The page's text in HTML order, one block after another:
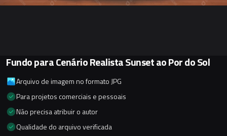
Fundo para Cenário Realista Sunset ao Por do Sol
Arquivo de imagem no formato JPG
Para projetos comerciais e pessoais
Não precisa atribuir o autor
Qualidade do arquivo verificada